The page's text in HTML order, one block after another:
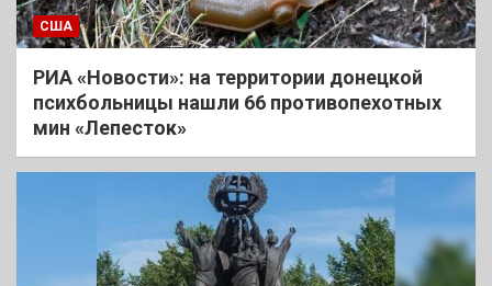
США
РИА «Новости»: на территории донецкой
психбольницы нашли 66 противопехотных
мин «Лепесток»